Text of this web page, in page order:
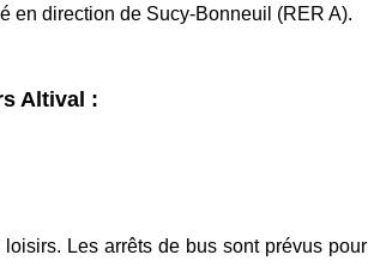
en direction de Sucy-Bonneuil (RER A).
Altival :
Les arrêts de bus sont prévus pour